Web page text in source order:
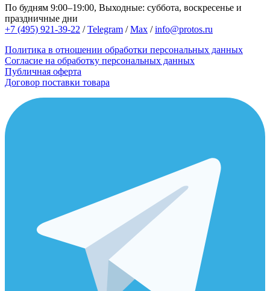
По будням 9:00–19:00, Выходные: суббота, воскресенье и
праздничные дни
+7 (495) 921-39-22 /Telegram /Max /info@protos.ru
Политика в отношении обработки персональных данных
Согласие на обработку персональных данных
Публичная оферта
Договор поставки товара